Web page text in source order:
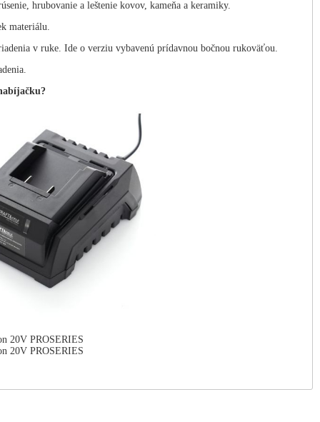
hrubovanie a leštenie kovov, kameňa a keramiky.
materiálu.
v ruke. Ide o verziu vybavenú prídavnou bočnou rukoväťou.
20V PROSERIES
20V PROSERIES